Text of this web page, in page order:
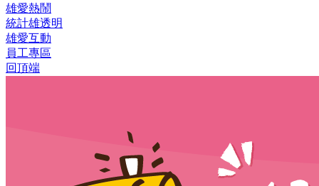
雄愛熱鬧
統計雄透明
雄愛互動
員工專區
回頂端